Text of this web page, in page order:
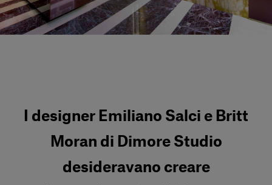
Accedi
I designer Emiliano Salci e Britt
Moran di Dimore Studio
desideravano creare